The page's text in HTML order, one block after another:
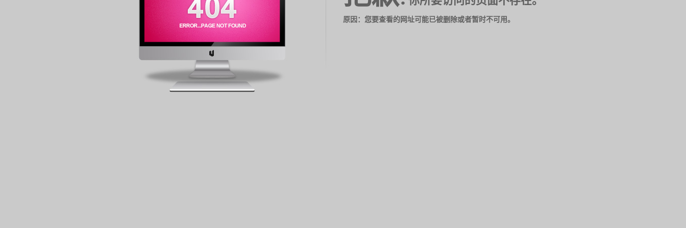
原因：您要查看的网址可能已被删除或者暂时不可用。